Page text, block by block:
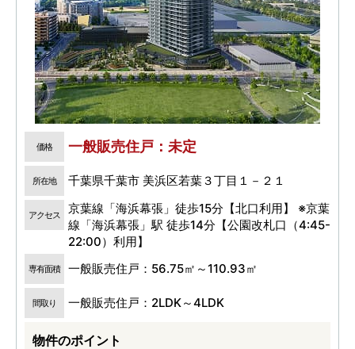
価格 一般販売住戸：未定
所在地 千葉県千葉市 美浜区若葉３丁目１－２１
アクセス
京葉線「海浜幕張」徒歩15分【北口利用】 ※京葉
線「海浜幕張」駅 徒歩14分【公園改札口（4:45-
22:00）利用】
専有面積 一般販売住戸：56.75㎡～110.93㎡
間取り 一般販売住戸：2LDK～4LDK
物件のポイント